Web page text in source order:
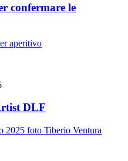
confermare le
DLF